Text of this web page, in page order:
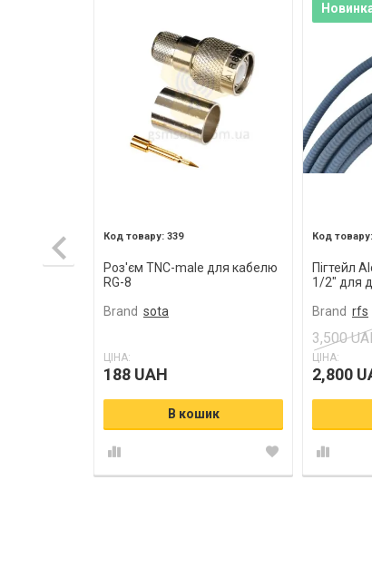
339
Роз'єм TNC-male для кабелю
RG-8
Brand sota
ЦІНА:
188 UAH
В кошик
Пігтейл
1/2" для
Brand rfs
3,500
ЦІНА:
2,800